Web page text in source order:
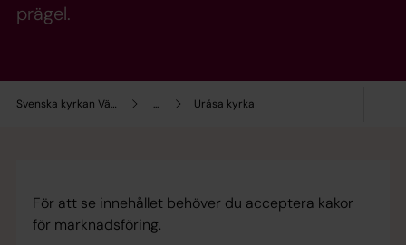
Svenska kyrkan Växjö ... Uråsa kyrka
prägel.
För att se innehållet behöver du acceptera kakor
för marknadsföring.